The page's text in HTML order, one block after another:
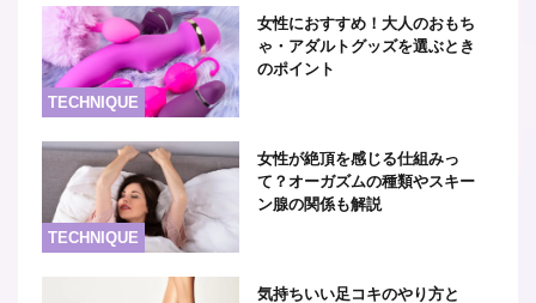
TECHNIQUE
女性におすすめ！大人のおもち
ゃ・アダルトグッズを選ぶとき
のポイント
TECHNIQUE
女性が絶頂を感じる仕組みっ
て？オーガズムの種類やスキー
ン腺の関係も解説
気持ちいい足コキのやり方と